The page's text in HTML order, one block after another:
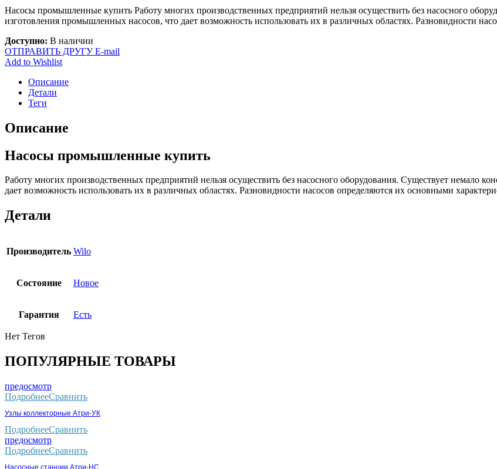
Насосы промышленные купить Работу многих производственных предприятий нельзя осуществить без насосного
изготовления промышленных насосов, что дает возможность использовать их в различных областях. Разновидности
Доступно: В наличии
ОТПРАВИТЬ ДРУГУ E-mail
Add to Wishlist
Описание
Детали
Теги
Описание
Насосы промышленные купить
Работу многих производственных предприятий нельзя осуществить без насосного оборудования. Существует немало
дает возможность использовать их в различных областях. Разновидности насосов определяются их основными
Детали
Производитель Wilo
Состояние Новое
Гарантия Есть
Нет Тегов
ПОПУЛЯРНЫЕ ТОВАРЫ
предосмотр
ПодробнееСравнить
Узлы коллекторные Атри-УК
ПодробнееСравнить
предосмотр
ПодробнееСравнить
Насосные станции Атри-НС